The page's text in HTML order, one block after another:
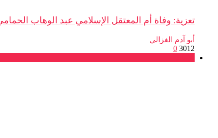
تعزية: وفاة أم المعتقل الإسلامي عبد الوهاب
أبو آدم الغزالي
3012
0